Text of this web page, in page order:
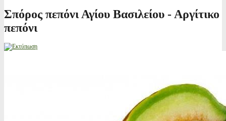
Σπόρος πεπόνι Αγίου Βασιλείου - Αργίτικο
πεπόνι